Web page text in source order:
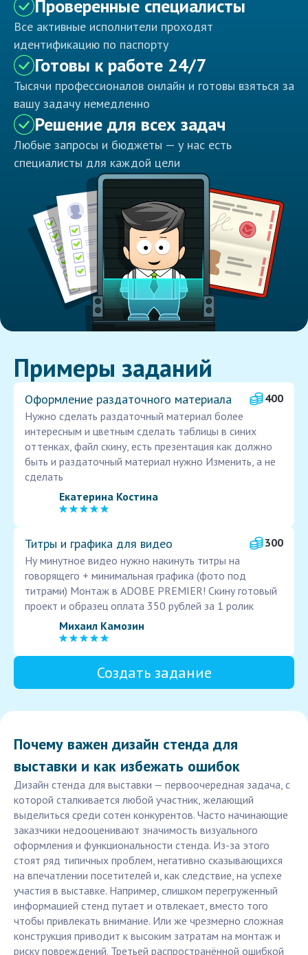
Проверенные специалисты
Все активные исполнители проходят
идентификацию по паспорту
Готовы к работе 24/7
Тысячи профессионалов онлайн и готовы взяться за
вашу задачу немедленно
Решение для всех задач
Любые запросы и бюджеты — у нас есть
специалисты для каждой цели
Примеры заданий
Оформление раздаточного материала
400
Нужно сделать раздаточный материал более
интересным и цветным сделать таблицы в синих
оттенках, файл скину, есть презентация как должно
быть и раздаточный материал нужно Изменить, а не
сделать
Екатерина Костина
Титры и графика для видео
300
Ну минутное видео нужно накинуть титры на
говорящего + минимальная графика (фото под
титрами) Монтаж в ADOBE PREMIER! Скину готовый
проект и образец оплата 350 рублей за 1 ролик
Михаил Камозин
Создать задание
Почему важен дизайн стенда для
выставки и как избежать ошибок
Дизайн стенда для выставки — первоочередная задача, с
которой сталкивается любой участник, желающий
выделиться среди сотен конкурентов. Часто начинающие
заказчики недооценивают значимость визуального
оформления и функциональности стенда. Из-за этого
стоят ряд типичных проблем, негативно сказывающихся
на впечатлении посетителей и, как следствие, на успехе
участия в выставке. Например, слишком перегруженный
информацией стенд путает и отвлекает, вместо того
чтобы привлекать внимание. Или же чрезмерно сложная
конструкция приводит к высоким затратам на монтаж и
риску повреждений. Третьей распространённой ошибкой